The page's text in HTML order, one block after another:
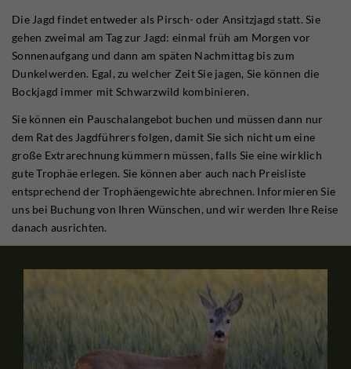
Die Jagd findet entweder als Pirsch- oder Ansitzjagd statt. Sie
gehen zweimal am Tag zur Jagd: einmal früh am Morgen vor
Sonnenaufgang und dann am späten Nachmittag bis zum
Dunkelwerden. Egal, zu welcher Zeit Sie jagen, Sie können die
Bockjagd immer mit Schwarzwild kombinieren.
Sie können ein Pauschalangebot buchen und müssen dann nur
dem Rat des Jagdführers folgen, damit Sie sich nicht um eine
große Extrarechnung kümmern müssen, falls Sie eine wirklich
gute Trophäe erlegen. Sie können aber auch nach Preisliste
entsprechend der Trophäengewichte abrechnen. Informieren Sie
uns bei Buchung von Ihren Wünschen, und wir werden Ihre Reise
danach ausrichten.